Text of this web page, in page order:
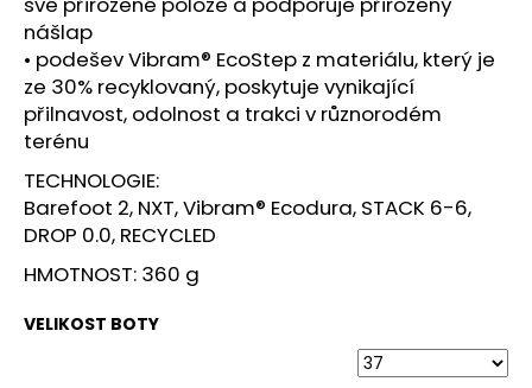
nášlap
• podešev Vibram® EcoStep z materiálu, který je
ze 30% recyklovaný, poskytuje vynikající
přilnavost, odolnost a trakci v různorodém
terénu
TECHNOLOGIE:
Barefoot 2, NXT, Vibram® Ecodura, STACK 6-6,
DROP 0.0, RECYCLED
HMOTNOST: 360 g
VELIKOST BOTY
ZELENÁ
7
990
Kč